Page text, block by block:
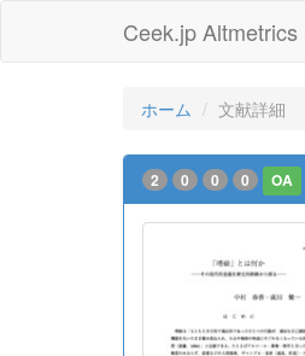
Ceek.jp
ホーム 文献詳細
2 0 0 0 OA